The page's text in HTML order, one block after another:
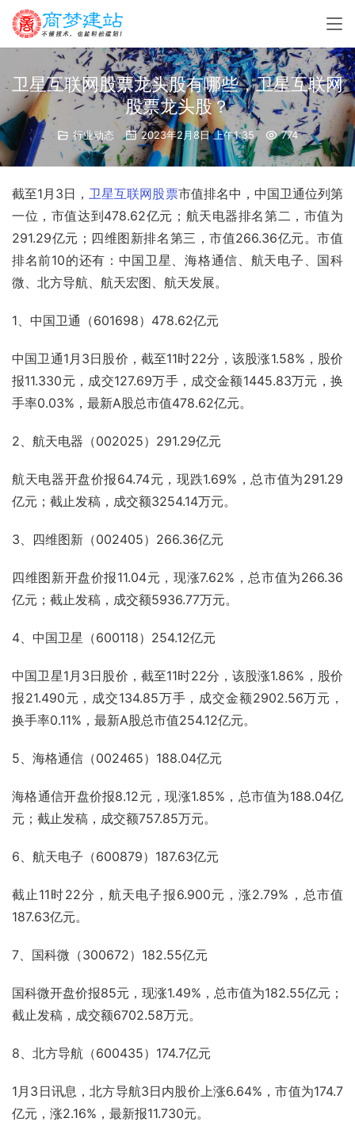
卫星互联网股票龙头股有哪些，卫星互联网
股票龙头股？
行业动态 2023年2月8日 上午1:35 774
截至1月3日，卫星互联网股票市值排名中，中国卫通位列第
一位，市值达到478.62亿元； 航天电器排名第二，市值为
291.29亿元； 四维图新排名第三，市值266.36亿元。市值
排名前10的还有：中国卫星、海格通信、航天电子、国科
微、北方导航、航天宏图、航天发展。
1、中国卫通（601698）478.62亿元
中国卫通1月3日股价 ，截至11时22分，该股涨1.58%，股价
报11.330元，成交127.69万手，成交金额1445.83万元， 换
手率0.03%，最新A股总市值478.62亿元。
2、航天电器（002025）291.29亿元
航天电器开盘价报64.74元，现跌1.69%，总市值为291.29
亿元；截止发稿， 成交额3254.14万元。
3、四维图新（002405）266.36亿元
四维图新开盘价报11.04元，现涨7.62%，总市值为266.36
亿元；截止发稿，成交额5936.77万元。
4、中国卫星（600118）254.12亿元
中国卫星1月3日股价，截至11时22分，该股涨1.86%，股价
报21.490元，成交134.85万手，成交金额2902.56万元，
换手率0.11%，最新A股总市值254.12亿元。
5、海格通信（002465）188.04亿元
海格通信开盘价报8.12元，现涨1.85%，总市值为188.04亿
元；截止发稿，成交额757.85万元。
6、航天电子（600879）187.63亿元
截止11时22分，航天电子报6.900元，涨2.79%，总市值
187.63亿元。
7、国科微（300672）182.55亿元
国科微开盘价报85元，现涨1.49%，总市值为182.55亿元；
截止发稿，成交额6702.58万元。
8、北方导航（600435）174.7亿元
1月3日讯息，北方导航3日内股价上涨6.64%，市值为174.7
亿元，涨2.16%，最新报11.730元。